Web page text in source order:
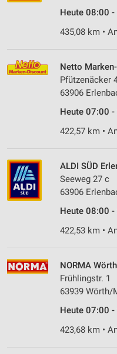
Heute 08:00 -
435,08 km •
Netto
Pfützenäcker
63906
Heute 07:00 -
422,57 km •
ALDI SÜD
Seeweg 27 c
63906
Heute 08:00 -
422,53 km •
NORMA
Frühlingstr. 1
63939 Wörth/
Heute 07:00 -
423,68 km •